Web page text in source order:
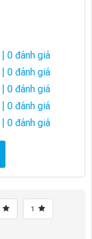
| 0 đánh giá
| 0 đánh giá
| 0 đánh giá
| 0 đánh giá
| 0 đánh giá
1